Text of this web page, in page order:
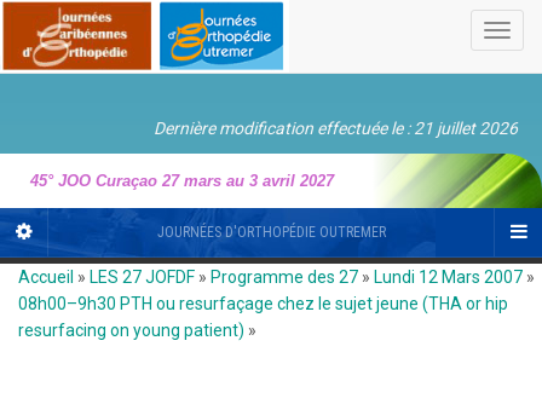
Dernière modification effectuée le : 21 juillet 2026
45° JOO Curaçao 27 mars au 3 avril 2027
JOURNÉES D'ORTHOPÉDIE OUTREMER
Accueil » LES 27 JOFDF » Programme des 27 » Lundi 12 Mars 2007 »
08h00–9h30 PTH ou resurfaçage chez le sujet jeune (THA or hip
resurfacing on young patient) »